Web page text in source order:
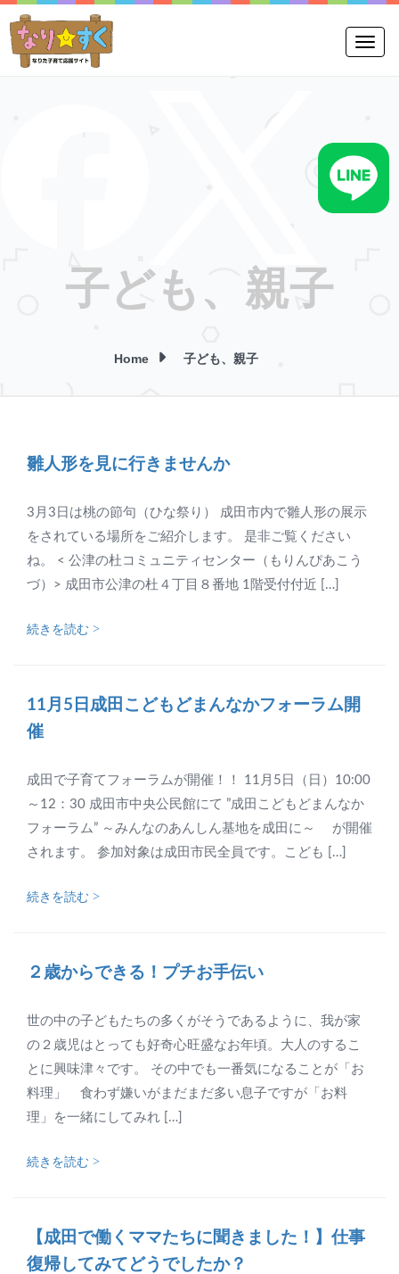
子ども、親子
Home 子ども、親子
雛人形を見に行きませんか
3月3日は桃の節句（ひな祭り） 成田市内で雛人形の展示
をされている場所をご紹介します。 是非ご覧ください
ね。 < 公津の杜コミュニティセンター（もりんぴあこう
づ）> 成田市公津の杜４丁目８番地 1階受付付近 […]
続きを読む >
11月5日成田こどもどまんなかフォーラム開
催
成田で子育てフォーラムが開催！！ 11月5日（日）10:00
～12：30 成田市中央公民館にて ”成田こどもどまんなか
フォーラム” ～みんなのあんしん基地を成田に～ が開催
されます。 参加対象は成田市民全員です。こども […]
続きを読む >
２歳からできる！プチお手伝い
世の中の子どもたちの多くがそうであるように、我が家
の２歳児はとっても好奇心旺盛なお年頃。大人のするこ
とに興味津々です。 その中でも一番気になることが「お
料理」 食わず嫌いがまだまだ多い息子ですが「お料
理」を一緒にしてみれ […]
続きを読む >
【成田で働くママたちに聞きました！】仕事
復帰してみてどうでしたか？